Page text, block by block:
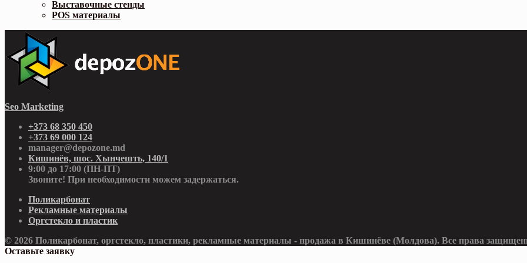
Выставочные стенды
POS материалы
Seo Marketing
+373 68 350 450
+373 69 000 124
manager@depozone.md
Кишинёв, шос. Хынчешть, 140/1
9:00 до 17:00 (ПН-ПТ)
Звоните! При необходимости можем задержаться.
Поликарбонат
Рекламные материалы
Оргстекло и пластик
© 2026 Поликарбонат, оргстекло, пластики, рекламные материалы - продажа в Кишинёве (Молдова). Все права
Оставьте заявку